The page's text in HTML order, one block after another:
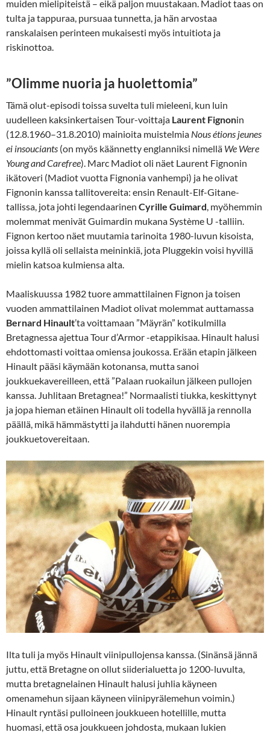
muiden mielipiteistä – eikä paljon muustakaan. Madiot taas on
tulta ja tappuraa, pursuaa tunnetta, ja hän arvostaa
ranskalaisen perinteen mukaisesti myös intuitiota ja
riskinottoa.
”Olimme nuoria ja huolettomia”
Tämä olut-episodi toissa suvelta tuli mieleeni, kun luin
uudelleen kaksinkertaisen Tour-voittaja Laurent Fignonin
(12.8.1960–31.8.2010) mainioita muistelmia Nous étions jeunes
ei insouciants (on myös käännetty englanniksi nimellä We Were
Young and Carefree). Marc Madiot oli näet Laurent Fignonin
ikätoveri (Madiot vuotta Fignonia vanhempi) ja he olivat
Fignonin kanssa tallitovereita: ensin Renault-Elf-Gitane-
tallissa, jota johti legendaarinen Cyrille Guimard, myöhemmin
molemmat menivät Guimardin mukana Système U -talliin.
Fignon kertoo näet muutamia tarinoita 1980-luvun kisoista,
joissa kyllä oli sellaista meininkiä, jota Pluggekin voisi hyvillä
mielin katsoa kulmiensa alta.
Maaliskuussa 1982 tuore ammattilainen Fignon ja toisen
vuoden ammattilainen Madiot olivat molemmat auttamassa
Bernard Hinault’ta voittamaan ”Mäyrän” kotikulmilla
Bretagnessa ajettua Tour d’Armor -etappikisaa. Hinault halusi
ehdottomasti voittaa omiensa joukossa. Erään etapin jälkeen
Hinault pääsi käymään kotonansa, mutta sanoi
joukkuekavereilleen, että ”Palaan ruokailun jälkeen pullojen
kanssa. Juhlitaan Bretagnea!” Normaalisti tiukka, keskittynyt
ja jopa hieman etäinen Hinault oli todella hyvällä ja rennolla
päällä, mikä hämmästytti ja ilahdutti hänen nuorempia
joukkuetovereitaan.
Ilta tuli ja myös Hinault viinipullojensa kanssa. (Sinänsä jännä
juttu, että Bretagne on ollut siiderialuetta jo 1200-luvulta,
mutta bretagnelainen Hinault halusi juhlia käyneen
omenamehun sijaan käyneen viinipyrälemehun voimin.)
Hinault ryntäsi pulloineen joukkueen hotellille, mutta
huomasi, että osa joukkueen johdosta, mukaan lukien